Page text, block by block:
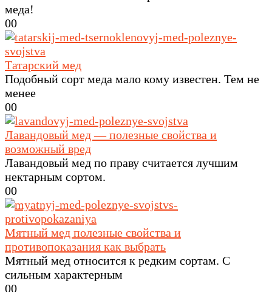
меда!
00
Татарский мед
Подобный сорт меда мало кому известен. Тем не
менее
00
Лавандовый мед — полезные свойства и
возможный вред
Лавандовый мед по праву считается лучшим
нектарным сортом.
00
Мятный мед полезные свойства и
противопоказания как выбрать
Мятный мед относится к редким сортам. С
сильным характерным
00